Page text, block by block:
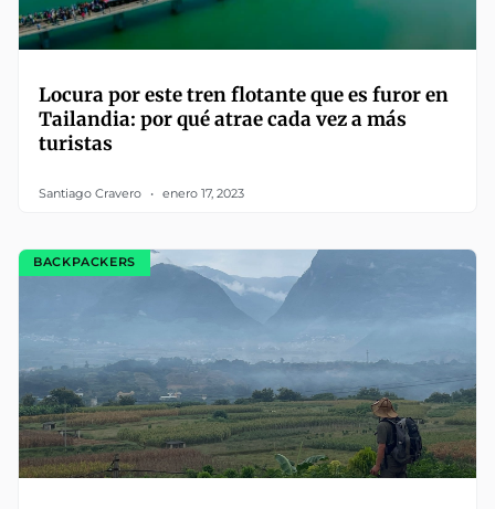
Locura por este tren flotante que es furor en
Tailandia: por qué atrae cada vez a más
turistas
Santiago Cravero enero 17, 2023
BACKPACKERS